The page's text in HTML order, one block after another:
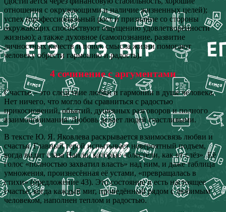
отношения с окружающими и наличие жизненных целей);
успех (профессиональный рост и признание со стороны
окружающих способствуют ощущению удовлетворённости
жизнью); а также духовное (самопознание, развитие
личностных качеств и поиск смысла жизни помогают
человеку обрести гармонию и радость).
4 сочинение с аргументами
Счастье – это следствие любви и гармонии в душе человека.
Нет ничего, что могло бы сравниться с радостью
прикосновений, объятий, душевных разговоров и полного
взаимопонимания. Любовь делает людей счастливыми.
В тексте Ю. Я. Яковлева раскрывается взаимосвязь любви и
счастья. Главный герой испытывает невероятный подъем,
когда видит глаза Наили, которые «блестели, как от слёз». Её
голос «полностью захватил власть» над ним, и даже таблица
умножения, произнесённая её устами, «превращалась в
стихи» (предложение 43). Это состояние и есть настоящее
счастье, когда каждый миг, проведённый рядом с любимым
человеком, наполнен теплом и радостью.